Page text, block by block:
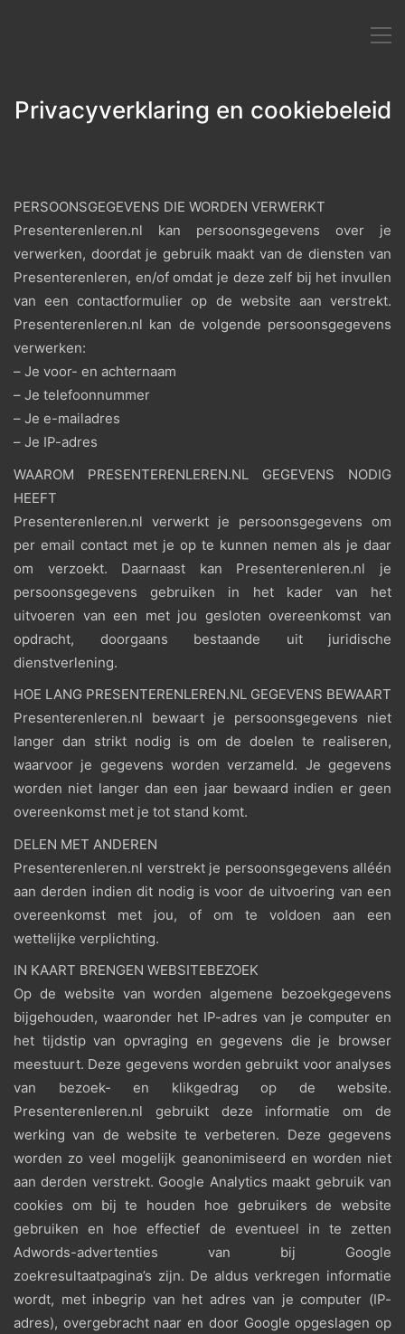
Privacyverklaring en cookiebeleid
PERSOONSGEGEVENS DIE WORDEN VERWERKT
Presenterenleren.nl kan persoonsgegevens over je
verwerken, doordat je gebruik maakt van de diensten van
Presenterenleren, en/of omdat je deze zelf bij het invullen
van een contactformulier op de website aan verstrekt.
Presenterenleren.nl kan de volgende persoonsgegevens
verwerken:
– Je voor- en achternaam
– Je telefoonnummer
– Je e-mailadres
– Je IP-adres
WAAROM PRESENTERENLEREN.NL GEGEVENS NODIG
HEEFT
Presenterenleren.nl verwerkt je persoonsgegevens om
per email contact met je op te kunnen nemen als je daar
om verzoekt. Daarnaast kan Presenterenleren.nl je
persoonsgegevens gebruiken in het kader van het
uitvoeren van een met jou gesloten overeenkomst van
opdracht, doorgaans bestaande uit juridische
dienstverlening.
HOE LANG PRESENTERENLEREN.NL GEGEVENS BEWAART
Presenterenleren.nl bewaart je persoonsgegevens niet
langer dan strikt nodig is om de doelen te realiseren,
waarvoor je gegevens worden verzameld. Je gegevens
worden niet langer dan een jaar bewaard indien er geen
overeenkomst met je tot stand komt.
DELEN MET ANDEREN
Presenterenleren.nl verstrekt je persoonsgegevens alléén
aan derden indien dit nodig is voor de uitvoering van een
overeenkomst met jou, of om te voldoen aan een
wettelijke verplichting.
IN KAART BRENGEN WEBSITEBEZOEK
Op de website van worden algemene bezoekgegevens
bijgehouden, waaronder het IP-adres van je computer en
het tijdstip van opvraging en gegevens die je browser
meestuurt. Deze gegevens worden gebruikt voor analyses
van bezoek- en klikgedrag op de website.
Presenterenleren.nl gebruikt deze informatie om de
werking van de website te verbeteren. Deze gegevens
worden zo veel mogelijk geanonimiseerd en worden niet
aan derden verstrekt. Google Analytics maakt gebruik van
cookies om bij te houden hoe gebruikers de website
gebruiken en hoe effectief de eventueel in te zetten
Adwords-advertenties van bij Google
zoekresultaatpagina’s zijn. De aldus verkregen informatie
wordt, met inbegrip van het adres van je computer (IP-
adres), overgebracht naar en door Google opgeslagen op